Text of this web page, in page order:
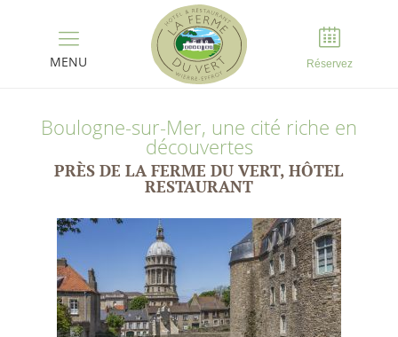
MENU Réservez
Boulogne-sur-Mer, une cité riche en
découvertes
PRÈS DE LA FERME DU VERT, HÔTEL
RESTAURANT
Panneau de gestion des cookies